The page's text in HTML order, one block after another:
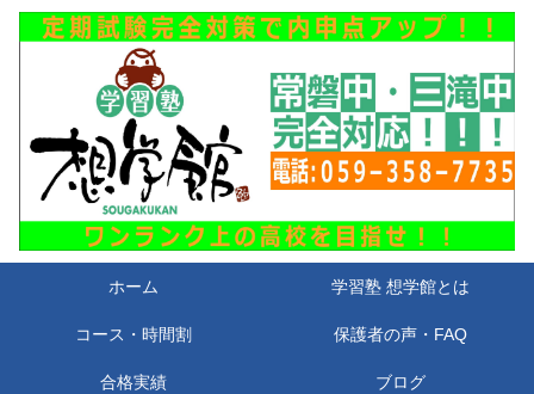
ホーム 学習塾 想学館とは
コース・時間割 保護者の声・FAQ
合格実績 ブログ